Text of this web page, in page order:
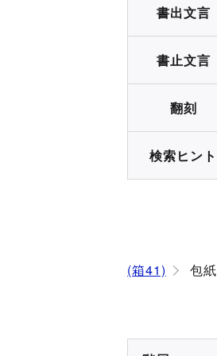
書出文言
書止文言
翻刻
検索ヒント
(箱41) 包紙